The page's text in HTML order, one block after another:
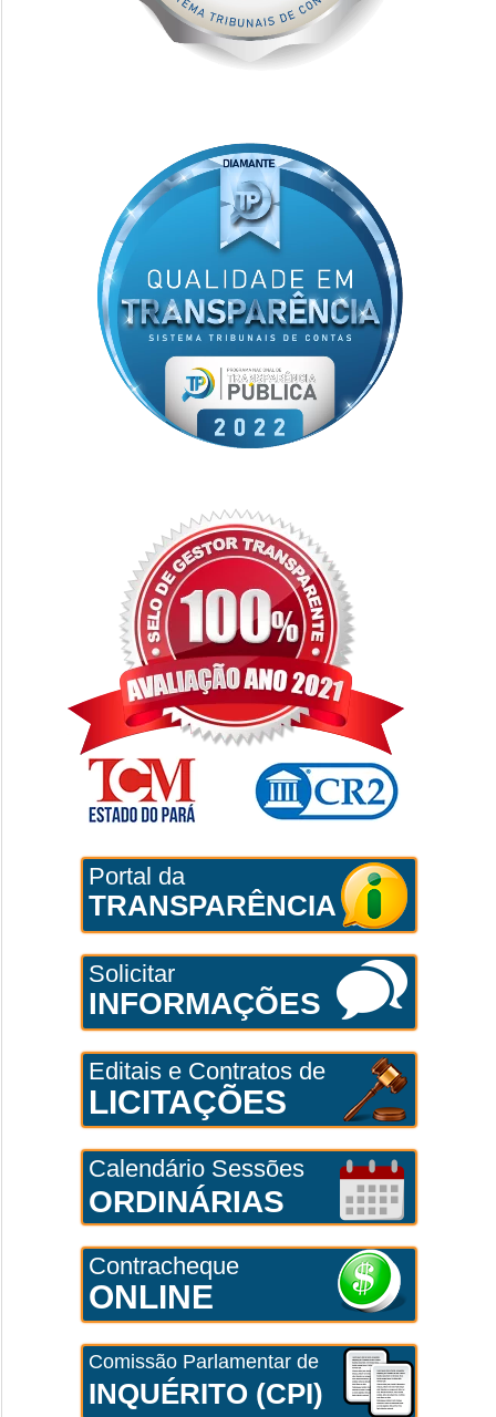
Portal da
TRANSPARÊNCIA
Solicitar
INFORMAÇÕES
Editais e Contratos de
LICITAÇÕES
Calendário Sessões
ORDINÁRIAS
Contracheque
ONLINE
Comissão Parlamentar de
INQUÉRITO (CPI)